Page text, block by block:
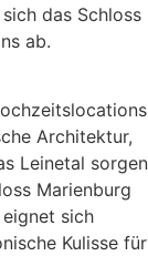
das Schloss
ab.
Architektur,
Leinetal sorgen
Marienburg
sich
Kulisse für